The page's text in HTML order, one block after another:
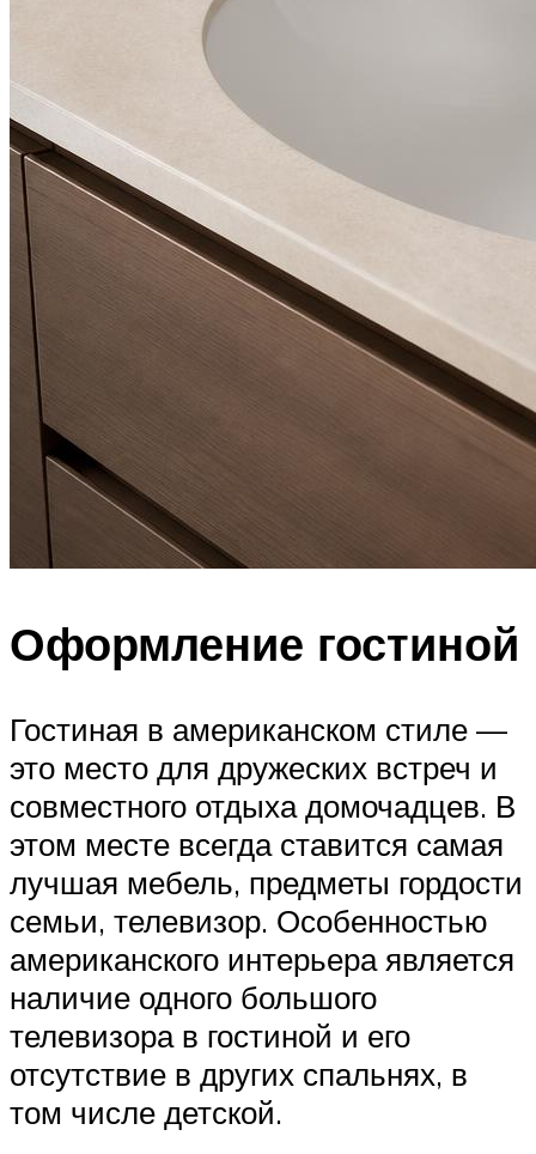
Оформление гостиной
Гостиная в американском стиле —
это место для дружеских встреч и
совместного отдыха домочадцев. В
этом месте всегда ставится самая
лучшая мебель, предметы гордости
семьи, телевизор. Особенностью
американского интерьера является
наличие одного большого
телевизора в гостиной и его
отсутствие в других спальнях, в
том числе детской.